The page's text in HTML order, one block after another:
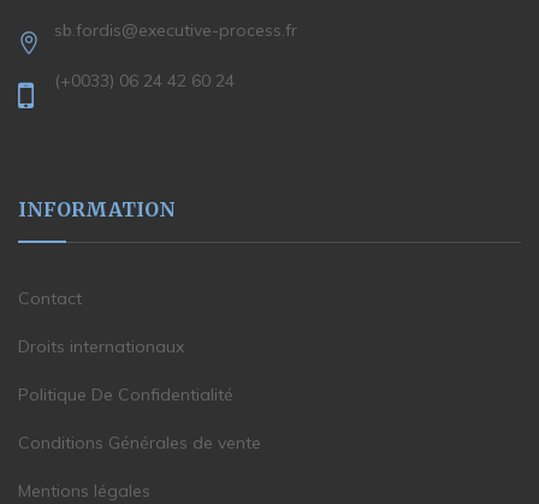
sb.fordis@executive-process.fr
(+0033) 06 24 42 60 24
INFORMATION
Contact
Droits internationaux
Politique De Confidentialité
Conditions Générales de vente
Mentions légales